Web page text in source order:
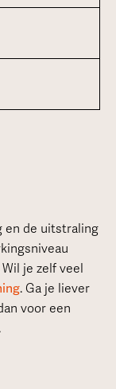
en de uitstraling
je zelf veel
. Ga je liever
voor een